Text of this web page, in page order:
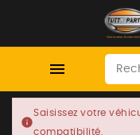

info
Saisissez votre
compatibilité.